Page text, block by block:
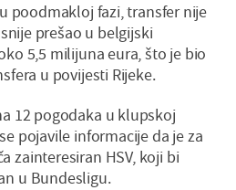
poodmakloj fazi, transfer nije
prešao u belgijski
5,5 milijuna eura, što je bio
u povijesti Rijeke.
12 pogodaka u klupskoj
pojavile informacije da je za
zainteresiran HSV, koji bi
u Bundesligu.